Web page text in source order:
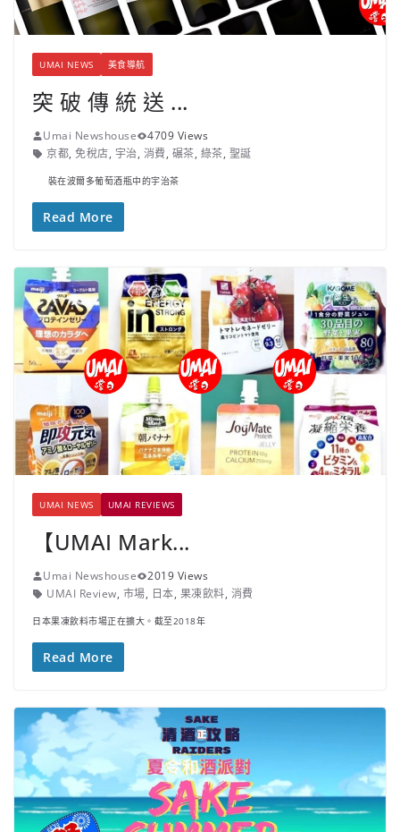
UMAI NEWS 美食導航
突 破 傳 統 送 ...
Umai Newshouse
4709 Views
京都, 免稅店, 宇治, 消費, 碾茶, 綠茶, 聖誕
裝在波爾多葡萄酒瓶中的宇治茶
Read More
UMAI NEWS UMAI REVIEWS
【UMAI Mark...
Umai Newshouse
2019 Views
UMAI Review, 市場, 日本, 果凍飲料, 消費
日本果凍飲料市場正在擴大。截至2018年
Read More